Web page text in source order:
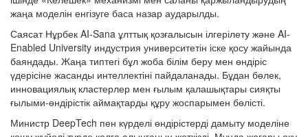
жаңа моделін енгізуге баса назар аударылды.
Саясат Нұрбек AI-Sana ұлттық қозғалысын ілгерілету және AI-
Enabled University индустрия университетін іске қосу жайында
баяндады. Жаңа типтегі бұл жоба білім беру мен өндіріс
үдерісіне жасанды интеллектіні пайдаланады. Бұдан бөлек,
инновациялық кластерлер мен ғылым қалашықтары сияқты
ғылыми-өндірістік аймақтарды құру жоспарымен бөлісті.
Министр DeepTech пен күрделі өндірістерді дамыту моделіне